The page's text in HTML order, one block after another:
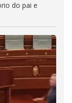
do pai e